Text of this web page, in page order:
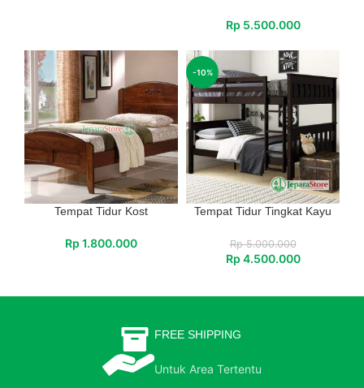
Rp 5.500.000
Tempat Tidur Kost
Rp 1.800.000
-10%
Tempat Tidur Tingkat Kayu
Rp5.000.000
Rp 4.500.000
FREE SHIPPING
Untuk Area Tertentu